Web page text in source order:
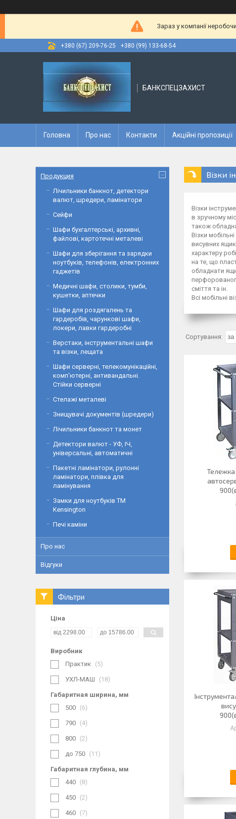
Зараз у компанії
+380 (67) 209-76-25 +380 (99) 133-68-54
БАНКСПЕЦЗАХИСТ
Головна Про нас Контакти Акційні пропозиції
Візки
Візки
в зручному
також
Візки
висувних
характеру
на те, що
обладнати
сміття та ін.
Всі мобільні
Тележка
Продукция
Лічильники банкнот, детектори
валют, шредери, ламінатори
Сейфи
Шафи бухгалтерські, архивні,
файлові, картотечні металеві
Шафи для зберігання та зарядки
ноутбуків, телефонів, електронних
гаджетів
Медичні шафи, столики, тумби,
кушетки, аптечки
Шафи для роздягалень та
гардеробів, чарункові шафи,
локери, лавки гардеробні
Верстаки, інструментальні шафи
та візки, лещата
Шафи серверні, телекомунікаційні,
комп'ютерні, антивандальні.
Стійки серверні
Стелажі металеві
Знищувачі документів (шредери)
Лічильники банкнот та монет
Детектори валют - УФ, ІЧ,
універсальні, автоматичні
Пакетні ламінатори, рулонні
ламінатори, плівка для
ламінування
Замки для ноутбуків ТМ
Kensington
Печі каміни
Про нас
Відгуки
Фільтри
Ціна
Виробник
Практик
5
УХЛ-МАШ 18
Габаритная ширина, мм
500
6
790 4
800 2
до 750 11
Габаритная глубина, мм
440
8
450 2
460 7